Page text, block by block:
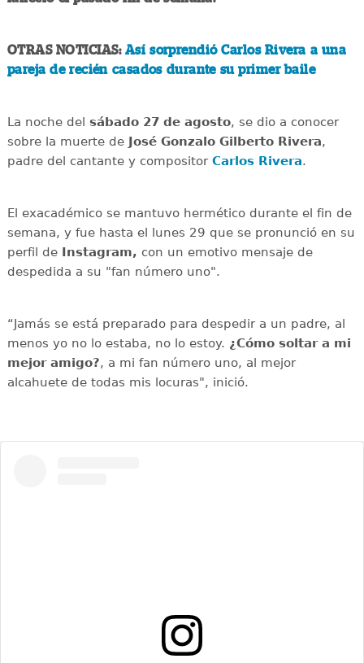
OTRAS NOTICIAS: Así sorprendió Carlos Rivera a una
pareja de recién casados durante su primer baile
La noche del sábado 27 de agosto, se dio a conocer
sobre la muerte deJosé Gonzalo Gilberto Rivera,
padre del cantante y compositor Carlos Rivera.
El exacadémico se mantuvo hermético durante el fin de
semana, y fue hasta el lunes 29 que se pronunció en su
perfil de Instagram, con un emotivo mensaje de
despedida a su "fan número uno".
“Jamás se está preparado para despedir a un padre, al
menos yo no lo estaba, no lo estoy. ¿Cómo soltar a mi
mejor amigo?, a mi fan número uno, al mejor
alcahuete de todas mis locuras", inició.